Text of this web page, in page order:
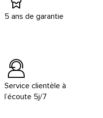
5 ans de garantie
Service clientèle à
l’écoute 5j/7